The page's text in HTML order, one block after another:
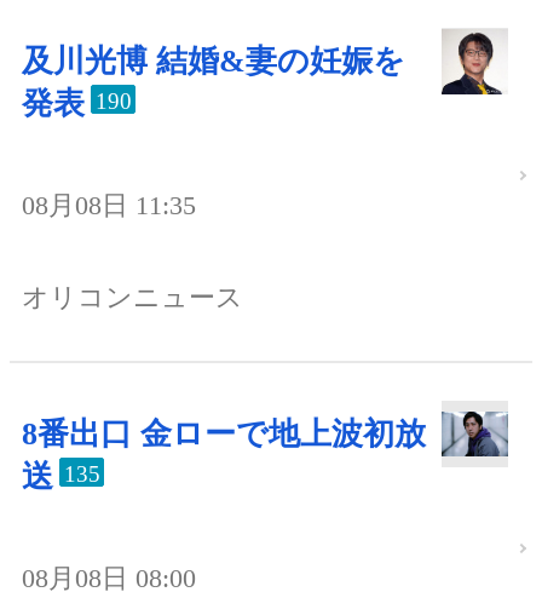
及川光博 結婚&妻の妊娠を
発表 190
08月08日 11:35
オリコンニュース
8番出口 金ローで地上波初放
送 135
08月08日 08:00